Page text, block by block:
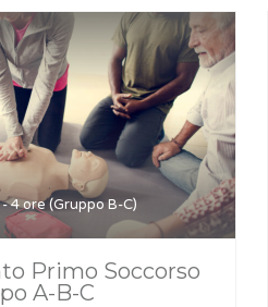
4 ore (Gruppo B-C)
Primo Soccorso
A-B-C